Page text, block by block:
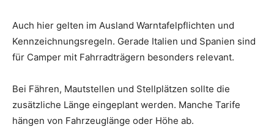
Auch hier gelten im Ausland Warntafelpflichten und
Kennzeichnungsregeln. Gerade Italien und Spanien sind
für Camper mit Fahrradträgern besonders relevant.
Bei Fähren, Mautstellen und Stellplätzen sollte die
zusätzliche Länge eingeplant werden. Manche Tarife
hängen von Fahrzeuglänge oder Höhe ab.